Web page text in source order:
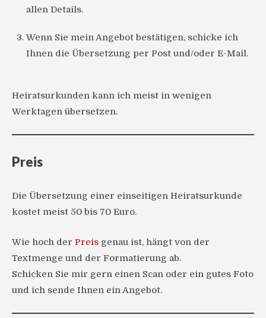
allen Details.
Wenn Sie mein Angebot bestätigen, schicke ich
Ihnen die Übersetzung per Post und/oder E-Mail.
Heiratsurkunden kann ich meist in wenigen
Werktagen übersetzen.
Preis
Die Übersetzung einer einseitigen Heiratsurkunde
kostet meist 50 bis 70 Euro.
Wie hoch der Preis genau ist, hängt von der
Textmenge und der Formatierung ab.
Schicken Sie mir gern einen Scan oder ein gutes Foto
und ich sende Ihnen ein Angebot.